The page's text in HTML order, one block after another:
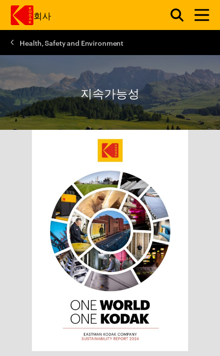
주요 콘텐츠로 건너 뛰기
회사
Health, Safety and Environment
지속가능성